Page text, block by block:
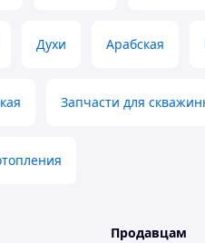
Духи Арабская
Запчасти для
Продавцам